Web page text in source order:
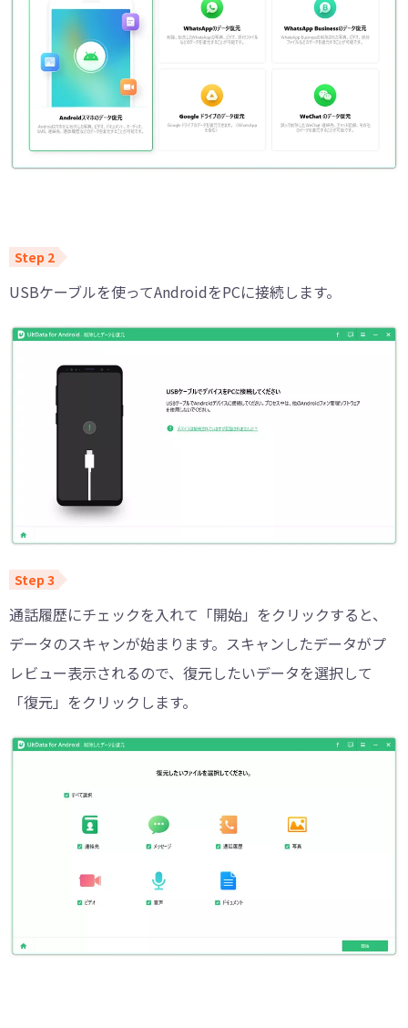
USBケーブルを使ってAndroidをPCに接続します。
通話履歴にチェックを入れて「開始」をクリックすると、
データのスキャンが始まります。スキャンしたデータがプ
レビュー表示されるので、復元したいデータを選択して
「復元」をクリックします。